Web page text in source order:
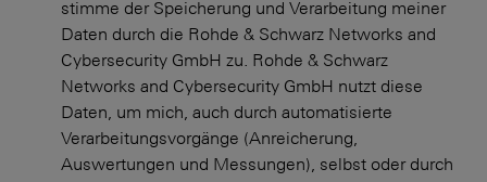
stimme der Speicherung und Verarbeitung meiner
Daten durch die Rohde & Schwarz Networks and
Cybersecurity GmbH zu. Rohde & Schwarz
Networks and Cybersecurity GmbH nutzt diese
Daten, um mich, auch durch automatisierte
Verarbeitungsvorgänge (Anreicherung,
Auswertungen und Messungen), selbst oder durch